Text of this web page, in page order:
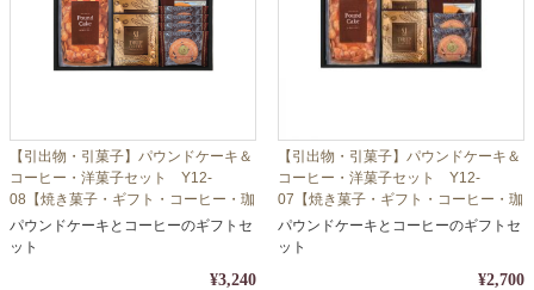
【引出物・引菓子】パウンドケーキ＆
コーヒー・洋菓子セット Y12-
08【焼き菓子・ギフト・コーヒー・珈
琲】【包装・熨斗対応】
パウンドケーキとコーヒーのギフトセ
ット
¥3,240
【引出物・引菓子】パウンドケーキ＆
コーヒー・洋菓子セット Y12-
07【焼き菓子・ギフト・コーヒー・珈
琲】【包装・熨斗対応】
パウンドケーキとコーヒーのギフトセ
ット
¥2,700